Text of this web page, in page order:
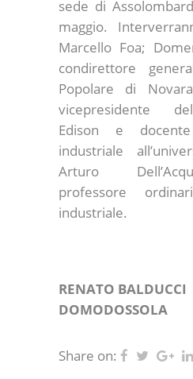
sede di
maggio.
Marcello Foa;
condirettore
Popolare di
vicepresidente
Edison e
industriale
Arturo
professore
industriale.
RENATO BALDUCCI
DOMODOSSOLA
Share on: